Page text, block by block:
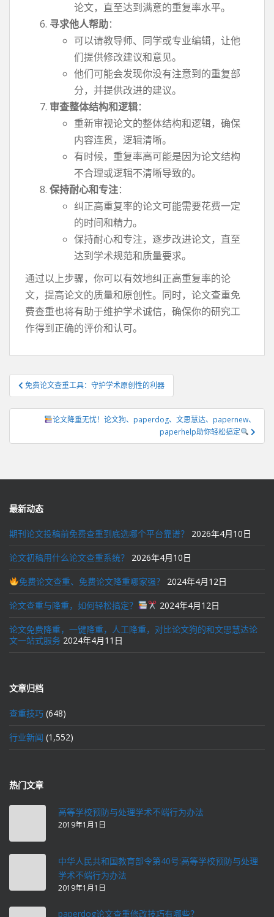
论文，直至达到满意的重复率水平。
寻求他人帮助：
可以请教导师、同学或专业编辑，让他
们提供修改建议和意见。
他们可能会发现你没有注意到的重复部
分，并提供改进的建议。
审查整体结构和逻辑：
重新审视论文的整体结构和逻辑，确保
内容连贯，逻辑清晰。
有时候，重复率高可能是因为论文结构
不合理或逻辑不清晰导致的。
保持耐心和专注：
纠正高重复率的论文可能需要花费一定
的时间和精力。
保持耐心和专注，逐步改进论文，直至
达到学术规范和质量要求。
通过以上步骤，你可以有效地纠正高重复率的论
文，提高论文的质量和原创性。同时，论文查重免
费查重也将有助于维护学术诚信，确保你的研究工
作得到正确的评价和认可。
文
章
导
免费论文查重工具：守护学术原创性的利器
论文降重无忧！论文狗、paperdog、文思慧达、papernew、
paperhelp助你轻松搞定
最新动态
期刊论文投稿前免费查重到底选哪个平台靠谱？ 2026年4月10日
论文初稿用什么论文查重系统？ 2026年4月10日
免费论文查重、免费论文降重哪家强？ 2024年4月12日
论文查重与降重，如何轻松搞定？ 2024年4月12日
论文免费降重，一键降重，人工降重，对比论文狗的和文思慧达论
文一站式服务 2024年4月11日
文章归档
查重技巧 (648)
行业新闻 (1,552)
热门文章
高等学校预防与处理学术不端行为办法
2019年1月1日
中华人民共和国教育部令第40号:高等学校预防与处理
学术不端行为办法
2019年1月1日
paperdog论文查重修改技巧有哪些？